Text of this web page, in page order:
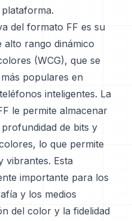
del formato FF es su
alto rango dinámico
(WCG), que se
populares en
inteligentes. La
le permite almacenar
de bits y
lo que permite
vibrantes. Esta
importante para los
y los medios
del color y la fidelidad